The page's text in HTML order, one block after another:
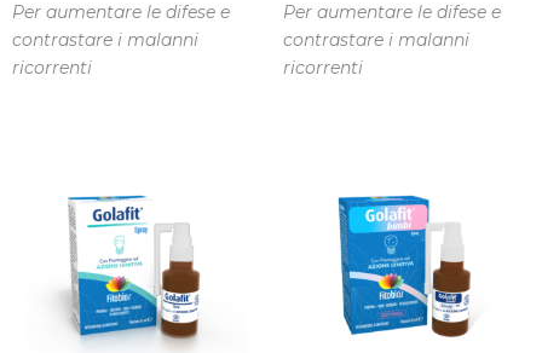
Per aumentare le difese e
contrastare i malanni
ricorrenti
Per aumentare le difese e
contrastare i malanni
ricorrenti